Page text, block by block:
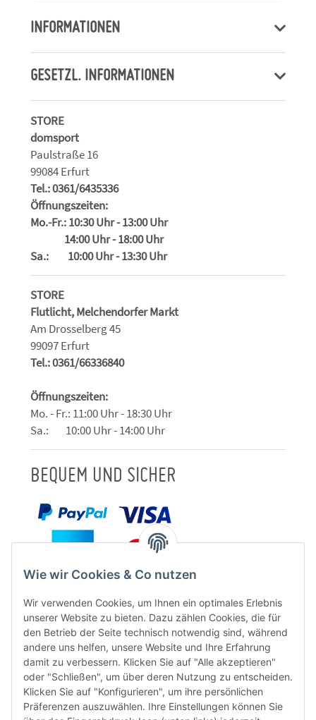
INFORMATIONEN
GESETZL. INFORMATIONEN
STORE
domsport
Paulstraße 16
99084 Erfurt
Tel.: 0361/6435336
Öffnungszeiten:
Mo.-Fr.: 10:30 Uhr - 13:00 Uhr
14:00 Uhr - 18:00 Uhr
Sa.: 10:00 Uhr - 13:30 Uhr
STORE
Flutlicht, Melchendorfer Markt
Am Drosselberg 45
99097 Erfurt
Tel.: 0361/66336840
Öffnungszeiten:
Mo. - Fr.: 11:00 Uhr - 18:30 Uhr
Sa.: 10:00 Uhr - 14:00 Uhr
BEQUEM UND SICHER
FÜR EUCH UNTERWEGS
Wie wir Cookies & Co nutzen
Wir verwenden Cookies, um Ihnen ein optimales Erlebnis
unserer Website zu bieten. Dazu zählen Cookies, die für
den Betrieb der Seite technisch notwendig sind, während
andere uns helfen, unsere Website und Ihre Erfahrung
damit zu verbessern. Klicken Sie auf "Alle akzeptieren"
oder "Schließen", um über deren Nutzung zu entscheiden.
Klicken Sie auf "Konfigurieren", um ihre persönlichen
Präferenzen auszuwählen. Ihre Einstellungen können Sie